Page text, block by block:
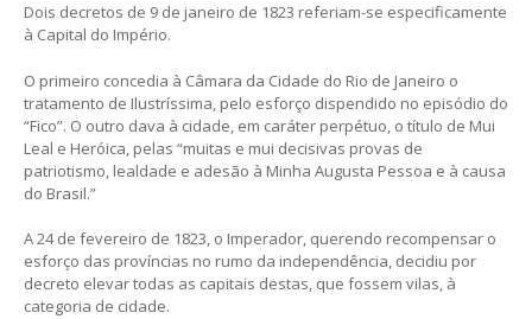
Dois decretos de 9 de janeiro de 1823 referiam-se especificamente
à Capital do Império.
O primeiro concedia à Câmara da Cidade do Rio de Janeiro o
tratamento de Ilustríssima, pelo esforço dispendido no episódio do
“Fico”. O outro dava à cidade, em caráter perpétuo, o título de Mui
Leal e Heróica, pelas “muitas e mui decisivas provas de
patriotismo, lealdade e adesão à Minha Augusta Pessoa e à causa
do Brasil.”
A 24 de fevereiro de 1823, o Imperador, querendo recompensar o
esforço das províncias no rumo da independência, decidiu por
decreto elevar todas as capitais destas, que fossem vilas, à
categoria de cidade.